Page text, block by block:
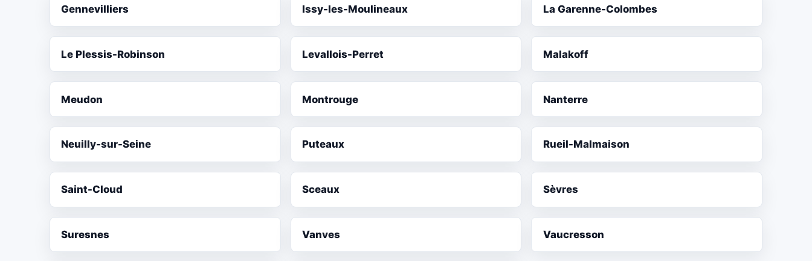
Gennevilliers Issy-les-Moulineaux La Garenne-Colombes
Le Plessis-Robinson Levallois-Perret Malakoff
Meudon Montrouge Nanterre
Neuilly-sur-Seine Puteaux Rueil-Malmaison
Saint-Cloud Sceaux Sèvres
Suresnes Vanves Vaucresson